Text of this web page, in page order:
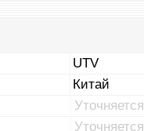
UTV
Китай
Уточняется
Уточняется